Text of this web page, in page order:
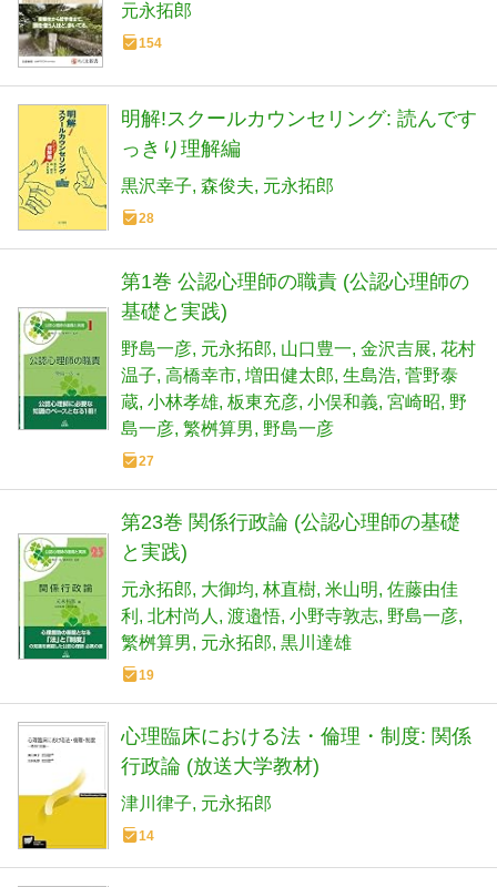
元永拓郎
154
明解!スクールカウンセリング: 読んです
っきり理解編
黒沢幸子 森俊夫 元永拓郎
28
第1巻 公認心理師の職責 (公認心理師の
基礎と実践)
野島一彦 元永拓郎 山口豊一 金沢吉展 花村
温子 高橋幸市 増田健太郎 生島浩 菅野泰
蔵 小林孝雄 板東充彦 小俣和義 宮崎昭 野
島一彦 繁桝算男 野島一彦
27
第23巻 関係行政論 (公認心理師の基礎
と実践)
元永拓郎 大御均 林直樹 米山明 佐藤由佳
利
北村尚人 渡邉悟 小野寺敦志 野島一彦
繁桝算男
元永拓郎 黒川達雄
19
心理臨床における法・倫理・制度: 関係
行政論 (放送大学教材)
津川律子 元永拓郎
14